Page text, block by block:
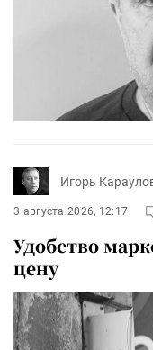
Игорь
3 августа 2026, 12:17
Удобство
цену